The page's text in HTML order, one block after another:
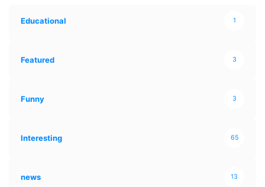
Educational 1
Featured 3
Funny 3
Interesting 65
news 13